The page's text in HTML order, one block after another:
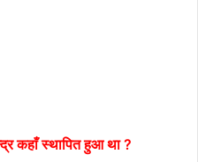
कहाँ स्थापित हुआ था ?